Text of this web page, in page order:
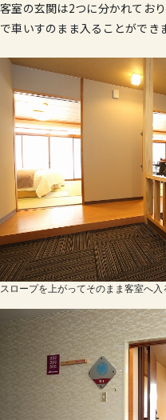
客室の玄関は2つに分かれてお
で車いすのまま入ることができ
スロープを上がってそのまま客室へ